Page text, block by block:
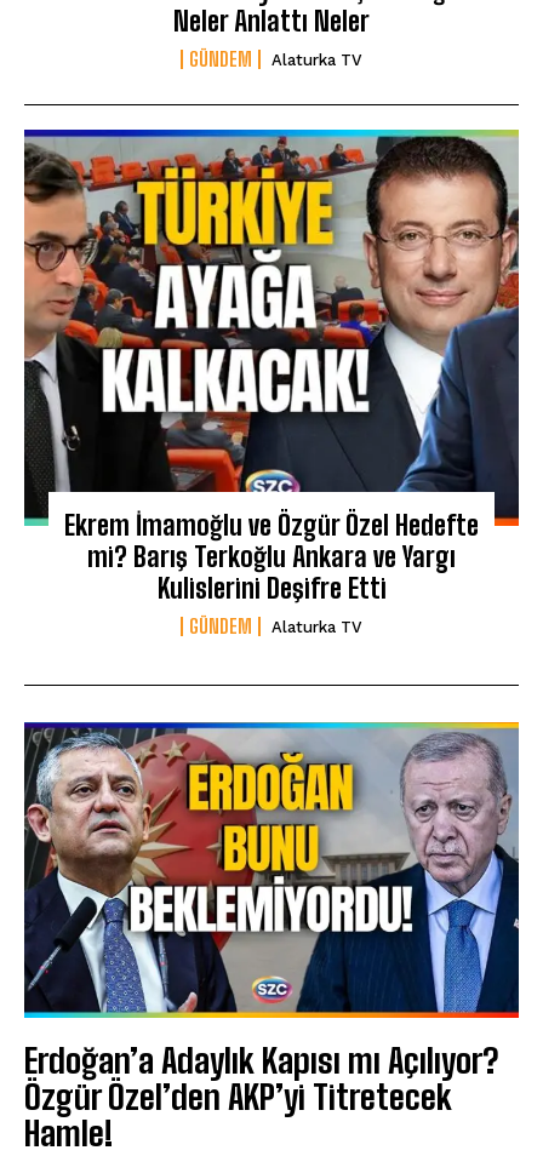
Neler Anlattı Neler
GÜNDEM Alaturka TV
Ekrem İmamoğlu ve Özgür Özel Hedefte
mi? Barış Terkoğlu Ankara ve Yargı
Kulislerini Deşifre Etti
GÜNDEM Alaturka TV
Erdoğan’a Adaylık Kapısı mı Açılıyor?
Özgür Özel’den AKP’yi Titretecek
Hamle!